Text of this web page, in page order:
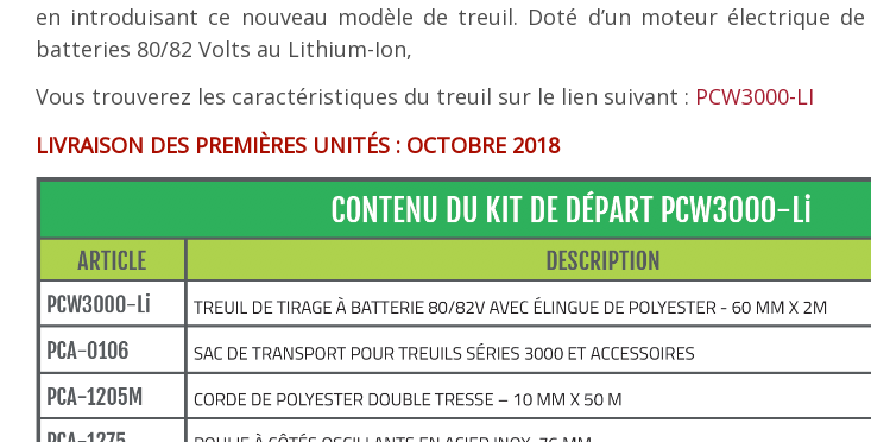
en introduisant ce nouveau modèle de treuil. Doté d’un moteur électrique
batteries 80/82 Volts au Lithium-Ion,
Vous trouverez les caractéristiques du treuil sur le lien suivant : PCW3000-LI
LIVRAISON DES PREMIÈRES UNITÉS : OCTOBRE 2018